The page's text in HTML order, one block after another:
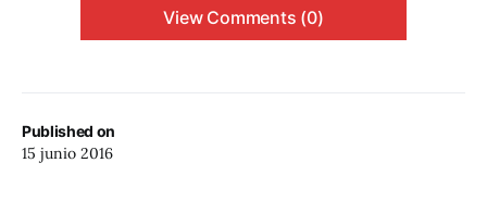
Published on
15 junio 2016
View Comments (0)